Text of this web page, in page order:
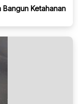
Ketahanan